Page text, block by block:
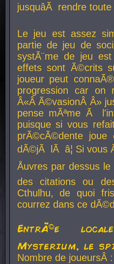
jusquâÃ rendre
Le jeu est assez
partie de jeu de
systÃ¨me de jeu
effets sont Ã©crits
joueur peut
progression car
Â«Â Ã©vasionÂ Â»
pense mÃªme Ã
puisque si vous
prÃ©cÃ©dente
dÃ©jÃ lÃ â¦ Si vous
Åuvres par dessus
des citations ou
Cthulhu, de quoi
courrez dans ce
EntrÃ©e
Mysterium, le
Nombre de